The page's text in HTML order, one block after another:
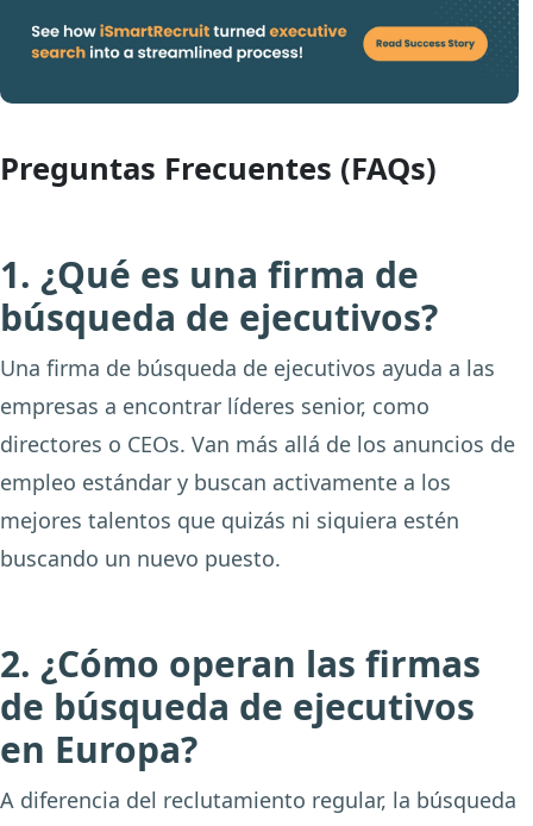
Preguntas Frecuentes (FAQs)
1. ¿Qué es una firma de
búsqueda de ejecutivos?
Una firma de búsqueda de ejecutivos ayuda a las
empresas a encontrar líderes senior, como
directores o CEOs. Van más allá de los anuncios de
empleo estándar y buscan activamente a los
mejores talentos que quizás ni siquiera estén
buscando un nuevo puesto.
2. ¿Cómo operan las firmas
de búsqueda de ejecutivos
en Europa?
A diferencia del reclutamiento regular, la búsqueda